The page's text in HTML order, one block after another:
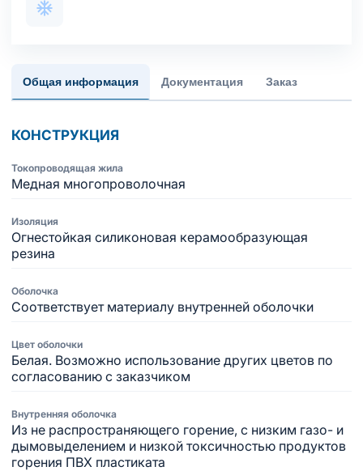
Хладостойкое исполнение оболочки
Общая информация Документация Заказ
КОНСТРУКЦИЯ
Токопроводящая жила
Медная многопроволочная
Изоляция
Огнестойкая силиконовая керамообразующая
резина
Оболочка
Cоответствует материалу внутренней оболочки
Цвет оболочки
Белая. Возможно использование других цветов по
согласованию с заказчиком
Внутренняя оболочка
Из не распространяющего горение, с низким газо- и
дымовыделением и низкой токсичностью продуктов
горения ПВХ пластиката